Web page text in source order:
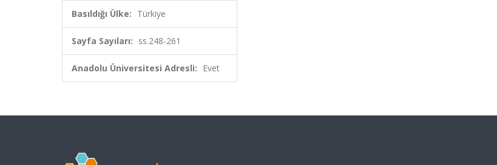
Basıldığı Ülke: Türkiye
Sayfa Sayıları: ss.248-261
Anadolu Üniversitesi Adresli: Evet